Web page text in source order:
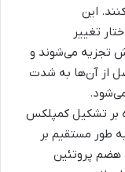
این
تغییر
تجزیه می‌شوند و
از آن‌ها به شدت
بر تشکیل کمپلکس
طور مستقیم بر
هضم پروتئین